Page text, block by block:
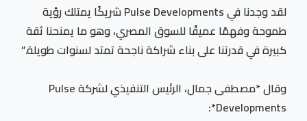
لقد وجدنا في Pulse Developments شريكًا يمتلك رؤية
طموحة وفهمًا عميقًا للسوق المصري، وهو ما يمنحنا ثقة
كبيرة في قدرتنا على بناء شراكة ناجحة تمتد لسنوات طويلة.”
وقال *مصطفى جمال، الرئيس التنفيذي لشركة Pulse
Developments*: